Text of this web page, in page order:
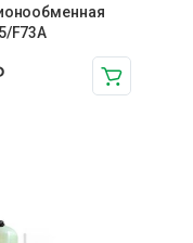
F73A